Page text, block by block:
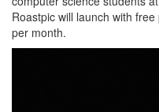
Roastpic will launch with
per month.